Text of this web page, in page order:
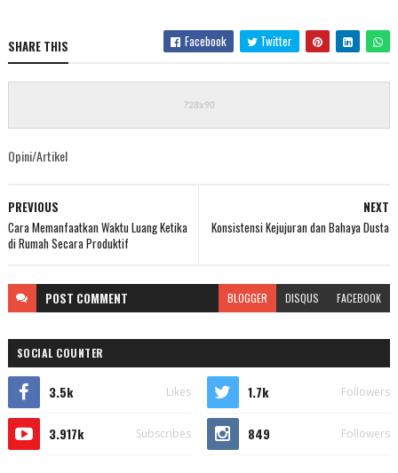
SHARE THIS Facebook Twitter
Opini/Artikel
NEXT
Konsistensi Kejujuran dan Bahaya Dusta
PREVIOUS
Cara Memanfaatkan Waktu Luang Ketika
di Rumah Secara Produktif
POST COMMENT BLOGGER DISQUS FACEBOOK
SOCIAL COUNTER
3.5k Likes 1.7k Followers
3.917k Subscribes 849 Followers